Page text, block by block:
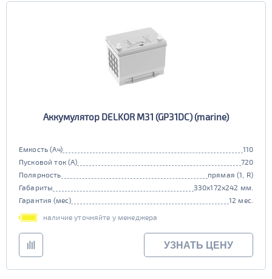
Аккумулятор DELKOR M31 (GP31DC) (marine)
Емкость (Ач)
110
Пусковой ток (А)
720
Полярность
прямая (1, R)
Габариты
330x172x242 мм.
Гарантия (мес)
12 мес.
наличие уточняйте у менеджера
УЗНАТЬ ЦЕНУ